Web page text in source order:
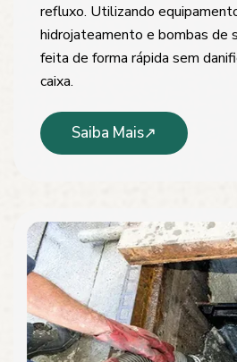
refluxo. Utilizando
hidrojateamento e bombas de
feita de forma rápida sem
caixa.
Saiba Mais